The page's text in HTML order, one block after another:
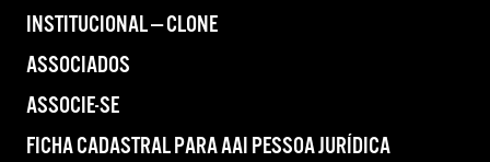
INSTITUCIONAL — CLONE
ASSOCIADOS
ASSOCIE-SE
FICHA CADASTRAL PARA AAI PESSOA JURÍDICA